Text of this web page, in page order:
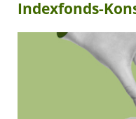
Indexfonds-